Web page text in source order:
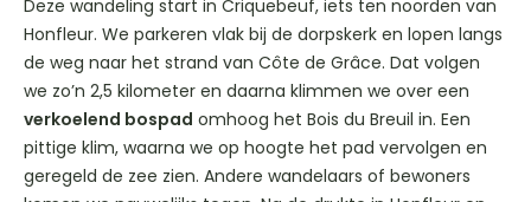
Deze wandeling start in Criquebeuf, iets ten noorden van
Honfleur. We parkeren vlak bij de dorpskerk en lopen langs
de weg naar het strand van Côte de Grâce. Dat volgen
we zo’n 2,5 kilometer en daarna klimmen we over een
verkoelend bospad omhoog het Bois du Breuil in. Een
pittige klim, waarna we op hoogte het pad vervolgen en
geregeld de zee zien. Andere wandelaars of bewoners